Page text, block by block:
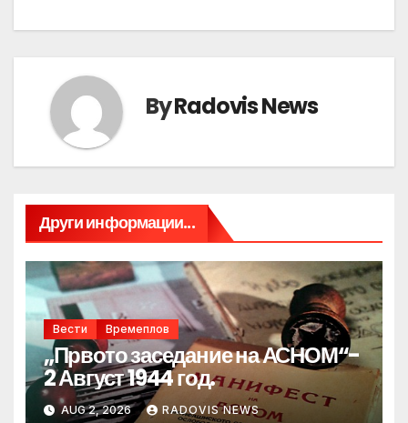
ByRadovis News
Други информации...
Вести Времеплов
„Првото заседание на АСНОМ“-
2 Август 1944 год.
AUG 2, 2026 RADOVIS NEWS